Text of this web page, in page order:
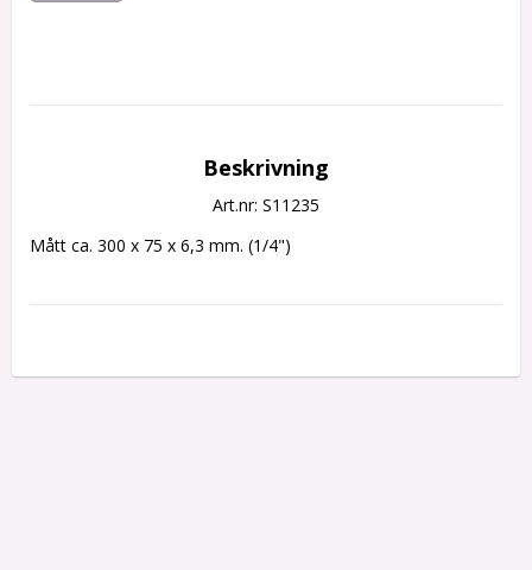
Beskrivning
Art.nr: S11235
Mått ca. 300 x 75 x 6,3 mm. (1/4")